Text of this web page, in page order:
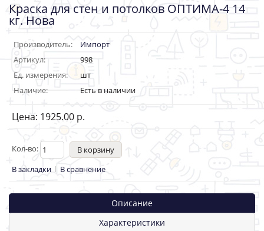
Краска для стен и потолков ОПТИМА-4 14
кг. Нова
Производитель:
Импорт
Артикул:
998
Ед. измерения:
шт
Наличие:
Есть в наличии
Цена: 1925.00 р.
Кол-во:
В закладки
В сравнение
Описание
Характеристики